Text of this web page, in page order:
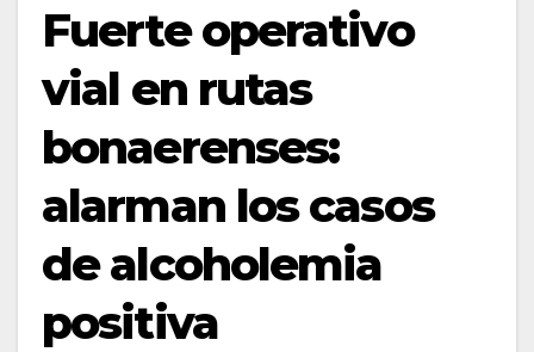
Fuerte operativo
vial en rutas
bonaerenses:
alarman los casos
de alcoholemia
positiva